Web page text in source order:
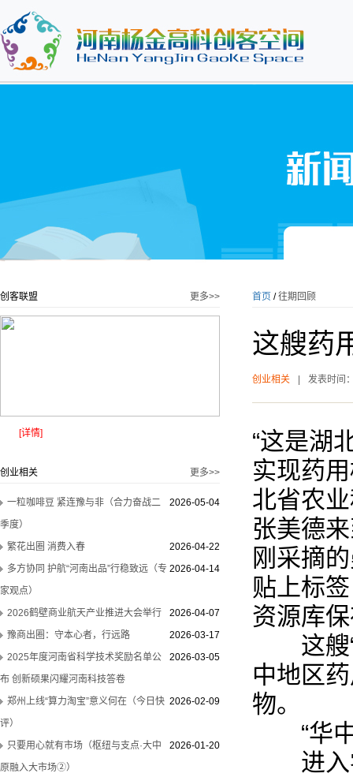
更多>>
创客联盟
[详情]
更多>>
创业相关
2026-05-04
一粒咖啡豆 紧连豫与非（合力奋战二
季度）
2026-04-22
繁花出圈 消费入春
2026-04-14
多方协同 护航“河南出品”行稳致远（专
家观点）
2026-04-07
2026鹤壁商业航天产业推进大会举行
2026-03-17
豫商出圈：守本心者，行远路
2026-03-05
2025年度河南省科学技术奖励名单公
布 创新硕果闪耀河南科技答卷
2026-02-09
郑州上线“算力淘宝”意义何在（今日快
评）
2026-01-20
只要用心就有市场（枢纽与支点·大中
原融入大市场②）
首页 /往期回顾
这艘药
创业相关 发表时间
“这是湖
实现药
北省农
张美德
刚采摘
贴上标
资源库
这艘“
中地区
物。
“华中
进入零